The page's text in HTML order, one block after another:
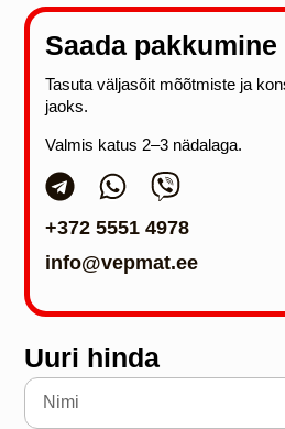
Saada pakkumine
Tasuta väljasõit mõõtmiste ja
jaoks.
Valmis katus 2–3 nädalaga.
+372 5551 4978
info@vepmat.ee
Uuri hinda